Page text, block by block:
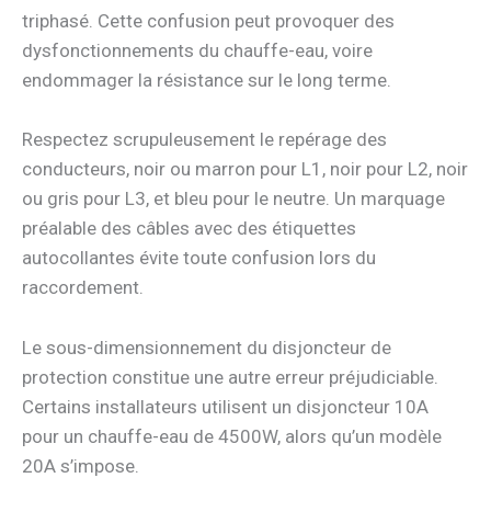
triphasé. Cette confusion peut provoquer des
dysfonctionnements du chauffe-eau, voire
endommager la résistance sur le long terme.
Respectez scrupuleusement le repérage des
conducteurs, noir ou marron pour L1, noir pour L2, noir
ou gris pour L3, et bleu pour le neutre. Un marquage
préalable des câbles avec des étiquettes
autocollantes évite toute confusion lors du
raccordement.
Le sous-dimensionnement du disjoncteur de
protection constitue une autre erreur préjudiciable.
Certains installateurs utilisent un disjoncteur 10A
pour un chauffe-eau de 4500W, alors qu’un modèle
20A s’impose.